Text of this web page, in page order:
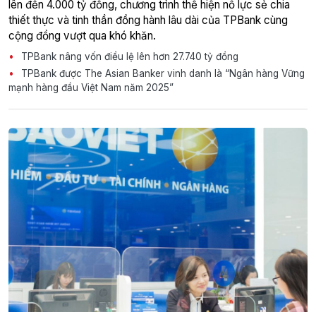
lên đến 4.000 tỷ đồng, chương trình thể hiện nỗ lực sẻ chia
thiết thực và tinh thần đồng hành lâu dài của TPBank cùng
cộng đồng vượt qua khó khăn.
TPBank nâng vốn điều lệ lên hơn 27.740 tỷ đồng
TPBank được The Asian Banker vinh danh là “Ngân hàng Vững
mạnh hàng đầu Việt Nam năm 2025”